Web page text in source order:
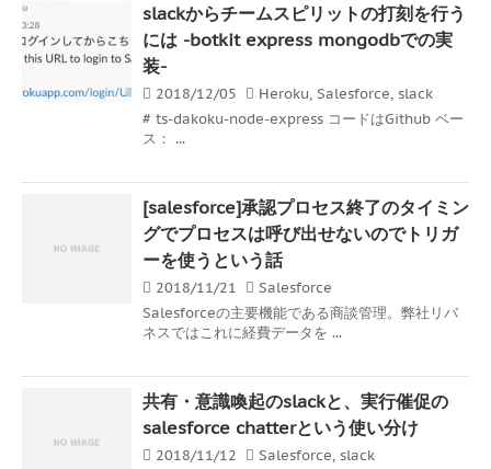
slackからチームスピリットの打刻を行う
には -botkit express mongodbでの実
装-
2018/12/05 Heroku, Salesforce, slack
# ts-dakoku-node-express コードはGithub ベー
ス： ...
[salesforce]承認プロセス終了のタイミン
グでプロセスは呼び出せないのでトリガ
ーを使うという話
2018/11/21
Salesforce
Salesforceの主要機能である商談管理。弊社リバ
ネスではこれに経費データを ...
共有・意識喚起のslackと、実行催促の
salesforce chatterという使い分け
2018/11/12 Salesforce, slack